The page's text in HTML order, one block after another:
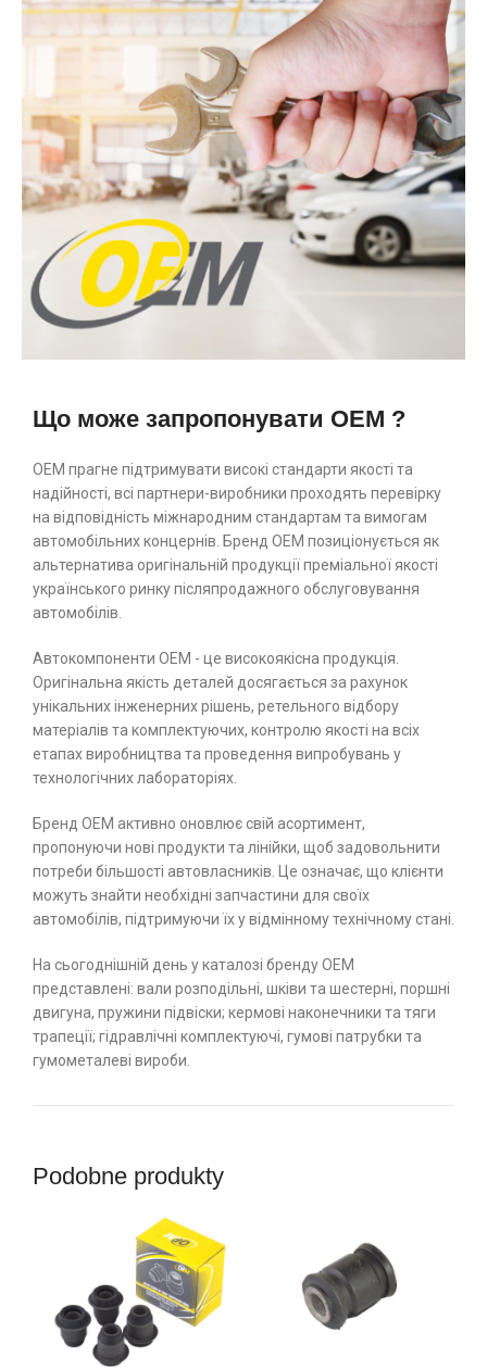
Що може запропонувати OEM ?
ОЕМ прагне підтримувати високі стандарти якості та
надійності, всі партнери-виробники проходять перевірку
на відповідність міжнародним стандартам та вимогам
автомобільних концернів. Бренд ОЕМ позиціонується як
альтернатива оригінальній продукції преміальної якості
українського ринку післяпродажного обслуговування
автомобілів.
Автокомпоненти ОЕМ - це високоякісна продукція.
Оригінальна якість деталей досягається за рахунок
унікальних інженерних рішень, ретельного відбору
матеріалів та комплектуючих, контролю якості на всіх
етапах виробництва та проведення випробувань у
технологічних лабораторіях.
Бренд ОЕМ активно оновлює свій асортимент,
пропонуючи нові продукти та лінійки, щоб задовольнити
потреби більшості автовласників. Це означає, що клієнти
можуть знайти необхідні запчастини для своїх
автомобілів, підтримуючи їх у відмінному технічному стані.
На сьогоднішній день у каталозі бренду ОЕМ
представлені: вали розподільні, шківи та шестерні, поршні
двигуна, пружини підвіски; кермові наконечники та тяги
трапеції; гідравлічні комплектуючі, гумові патрубки та
гумометалеві вироби.
Podobne produkty